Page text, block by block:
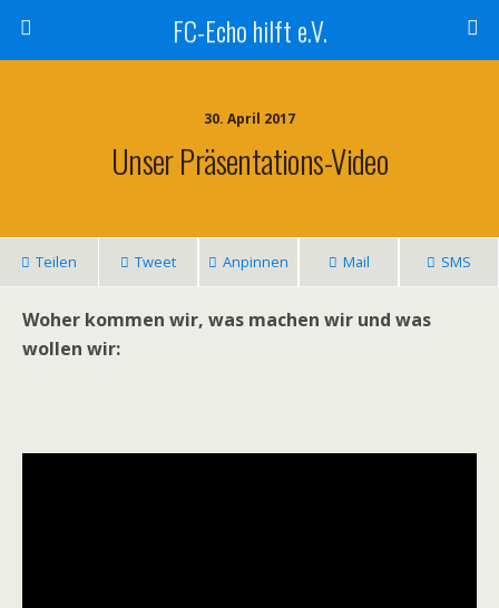
FC-Echo hilft e.V.
30. April 2017
Unser Präsentations-Video
Teilen Tweet Anpinnen Mail SMS
Woher kommen wir, was machen wir und was
wollen wir: